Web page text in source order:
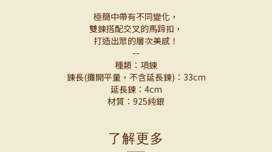
極簡中帶有不同變化，
雙鍊搭配交叉的馬蹄扣，
打造出眾的層次美感！
--
種類：項鍊
鍊長(攤開平量，不含延長鍊)：33cm
延長鍊：4cm
材質：925純銀
了解更多